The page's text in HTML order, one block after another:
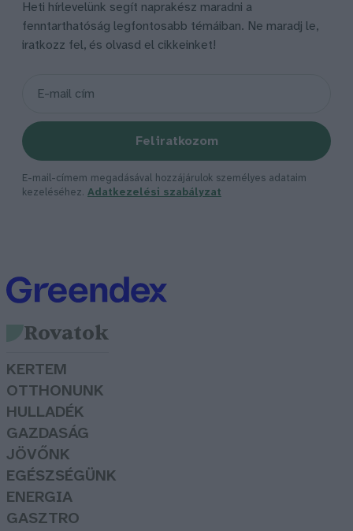
Heti hírlevelünk segít naprakész maradni a
fenntarthatóság legfontosabb témáiban. Ne maradj le,
iratkozz fel, és olvasd el cikkeinket!
Feliratkozom
E-mail-címem megadásával hozzájárulok személyes adataim
kezeléséhez. Adatkezelési szabályzat
Rovatok
KERTEM
OTTHONUNK
HULLADÉK
GAZDASÁG
JÖVŐNK
EGÉSZSÉGÜNK
ENERGIA
GASZTRO